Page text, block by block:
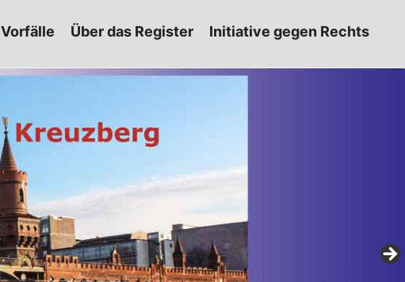
Vorfälle Über das Register Initiative gegen Rechts